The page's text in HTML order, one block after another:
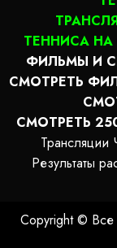
ТЕННИСА НА
ФИЛЬМЫ И
СМОТРЕТЬ
СМОТРЕТЬ
Трансляции
Результаты
Copyright ©